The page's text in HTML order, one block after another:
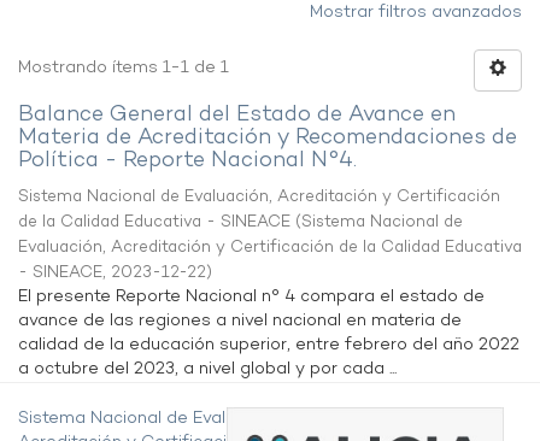
Mostrar filtros avanzados
Mostrando ítems 1-1 de 1
Balance General del Estado de Avance en
Materia de Acreditación y Recomendaciones de
Política - Reporte Nacional N°4.
Sistema Nacional de Evaluación, Acreditación y Certificación
de la Calidad Educativa - SINEACE (Sistema Nacional de
Evaluación, Acreditación y Certificación de la Calidad Educativa
- SINEACE, 2023-12-22)
El presente Reporte Nacional n° 4 compara el estado de
avance de las regiones a nivel nacional en materia de
calidad de la educación superior, entre febrero del año 2022
a octubre del 2023, a nivel global y por cada ...
Sistema Nacional de Evaluación,